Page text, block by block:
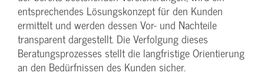
entsprechendes Lösungskonzept für den Kunden
ermittelt und werden dessen Vor- und Nachteile
transparent dargestellt. Die Verfolgung dieses
Beratungsprozesses stellt die langfristige Orientierung
an den Bedürfnissen des Kunden sicher.